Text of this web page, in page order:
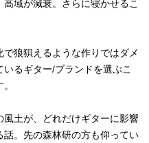
域が減衰。さらに寝かせるこ
狼狽えるような作りではダメ
るギター/ブランドを選ぶこ
土が、どれだけギターに影響
。先の森林研の方も仰ってい